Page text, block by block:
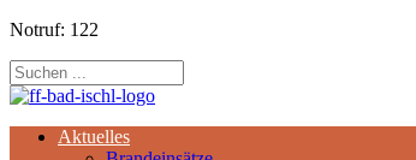
Notruf: 122
Aktuelles